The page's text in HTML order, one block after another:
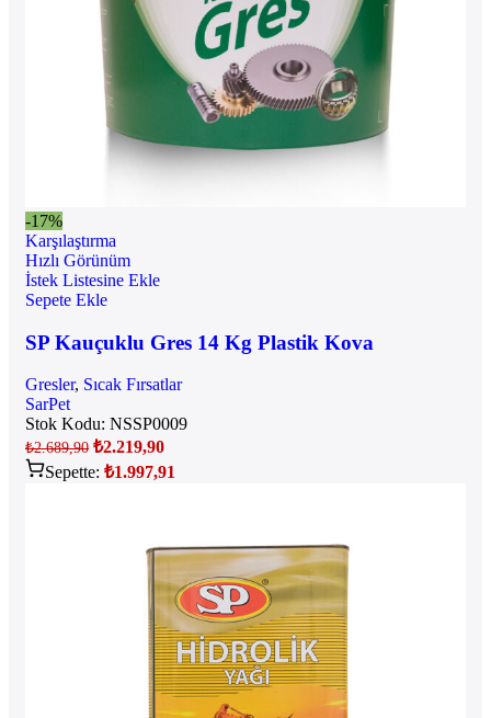
-17%
Karşılaştırma
Hızlı Görünüm
İstek Listesine Ekle
Sepete Ekle
SP Kauçuklu Gres 14 Kg Plastik Kova
Gresler, Sıcak Fırsatlar
SarPet
Stok Kodu: NSSP0009
₺2.689,90 ₺2.219,90
Sepette: ₺1.997,91